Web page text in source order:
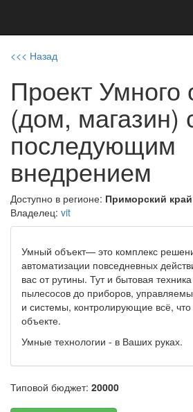
<<< Назад
Проект Умного
(дом, магазин)
последующим
внедрением
Доступно в регионе: Приморский край
Владелец: vit
Умный объект— это комплекс
автоматизации повседневных
вас от рутины. Тут и бытовая
пылесосов до приборов,
и системы, контролирующие всё,
объекте.
Умные технологии - в Ваших руках.
Типовой бюджет: 20000